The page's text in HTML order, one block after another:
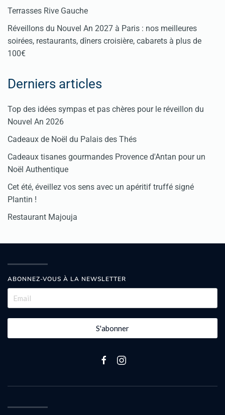
Terrasses Rive Gauche
Réveillons du Nouvel An 2027 à Paris : nos meilleures
soirées, restaurants, dîners croisière, cabarets à plus de
100€
Derniers articles
Top des idées sympas et pas chères pour le réveillon du
Nouvel An 2026
Cadeaux de Noël du Palais des Thés
Cadeaux tisanes gourmandes Provence d'Antan pour un
Noël Authentique
Cet été, éveillez vos sens avec un apéritif truffé signé
Plantin !
Restaurant Majouja
ABONNEZ-VOUS À LA NEWSLETTER
S'abonner